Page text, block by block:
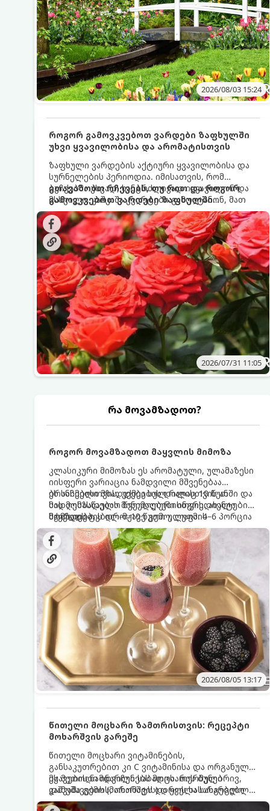
2026/08/03 15:24
როგორ გამოვკვებოთ ვარდები ზაფხულში
უხვი ყვავილობისა და არომატისთვის
ზაფხული ვარდების აქტიური ყვავილობისა და
სურნელების პერიოდია. იმისათვის, რომ
ბუჩქებმა უხვად, ხანგრძლივად იყვავილონ და
მსხვილი, კაშკაშა კვირტები გამოიტანონ, მათ
რეგულარული და სწორი გამოკვება
სჭირდებათ. ზაფხულის პერიოდში მცენარის
მოთხოვნილებები იცვლება, ამიტომ
მნიშვნელოვანია ვიცოდეთ, რომელი სასუქები
გამოიყენება ამ დროს.
გთავაზობთ რჩევებს, თუ რით და როგორ
გამოვკვებოთ ვარდები ზაფხულში
საუკეთესო შედეგის მისაღწევად:
2026/07/31 11:05
რა მოვამზადოთ?
როგორ მოვამზადოთ მაყვლის მიმოზა
კლასიკური მიმოზას ეს არომატული, ულამაზესი
იისფერი ვარიაცია ნამდვილი მშვენებაა
ბრანჩებისთვის, უქმეების დილისთვის ან
სადღესასწაულო წვეულებებისთვის. ახალი
მაყვლის ტკბილ-მჟავე გემო, ლაიმის
ციტრუსოვანი არომატი და ცქრიალა ღვინის
ბუშტუკები ქმნის საოცრად დახვეწილ და
მაგრილებელ კოქტეილს.
ეს სასმელი მზადდება სულ რაღაც 10 წუთში და
მის მომზადებას მინიმალური ინგრედიენტები
სჭირდება.
მომზადების დრო: 10 წუთი ულუფა: 4–6 პორცია
2026/08/05 13:17
წითელი მოცხარი ზამთრისთვის: რეცეპტი
მოხარშვის გარეშე
წითელი მოცხარი ვიტამინების,
განსაკუთრებით კი C ვიტამინისა და ორგანული
მჟავების ნამდვილი საბადოა. თერმული
დამუშავების (მოხარშვის) დროს სასარგებლო
ნივთიერებების დიდი ნაწილი იშლება. ამიტომ,
ეს მეთოდი ინარჩუნებს მოცხარის ბუნებრივ,
კაშკაშა გემოს, არომატს და ყველა სასარგებლო
თვისებას.